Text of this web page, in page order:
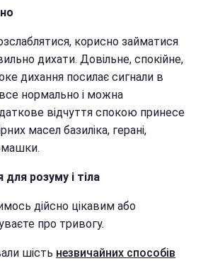
корисно займатися
дихати. Довільне, спокійне,
дихання посилає сигнали в
нормально і можна
відчуття спокою принесе
масел базиліка, герані,
для розуму і тіла
дійсно цікавим або
про тривогу.
шість незвичайних способів